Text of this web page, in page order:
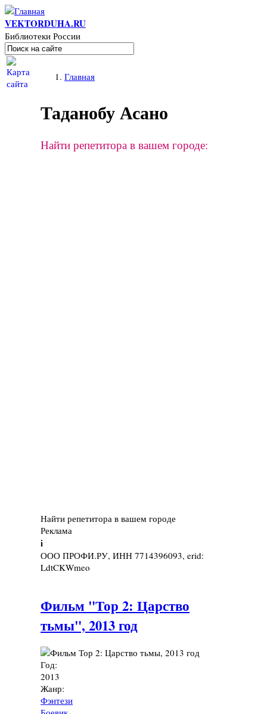
Перейти к основному содержанию
VEKTORDUHA.RU
Библиотеки России
Форма поиска
Поиск
Вы здесьГлавная
Таданобу Асано
Найти репетитора в вашем городе:
Найти репетитора в вашем городе
Реклама
i
ООО ПРОФИ.РУ, ИНН 7714396093, erid:
LdtCKWmeo
Фильм "Тор 2: Царство
тьмы", 2013 год
Год:
2013
Жанр:
Фэнтези